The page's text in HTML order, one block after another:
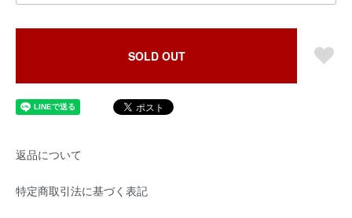
SOLD OUT
返品について
特定商取引法に基づく表記